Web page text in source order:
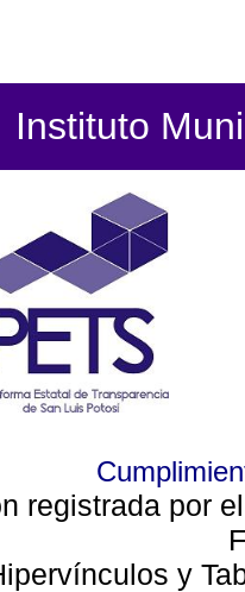
Instituto
registrada por
y